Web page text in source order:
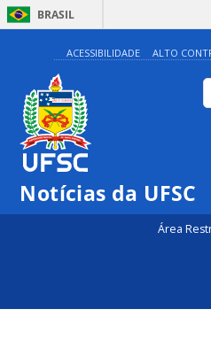
BRASIL
ACESSIBILIDADE ALTO
Notícias da UFSC
Área